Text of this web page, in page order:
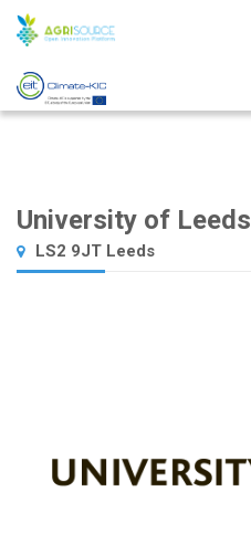
University of Leeds
LS2 9JT Leeds